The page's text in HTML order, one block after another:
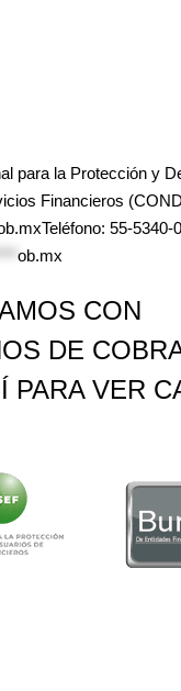
para la Protección y
Financieros
55-5340-
ob.mx
CON
DE
PARA VER